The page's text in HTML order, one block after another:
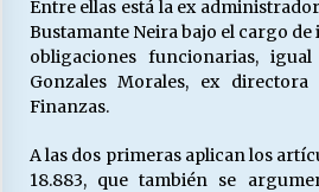
¿Asesores con doble
18/04/2026
06/04/2026
Entre ellas está la ex
Bustamante Neira bajo el cargo
obligaciones funcionarias,
Gonzales Morales, ex
Finanzas.
A las dos primeras aplican los
18.883, que también se